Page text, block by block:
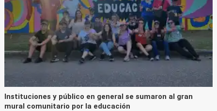
Instituciones y público en general se sumaron al gran
mural comunitario por la educación